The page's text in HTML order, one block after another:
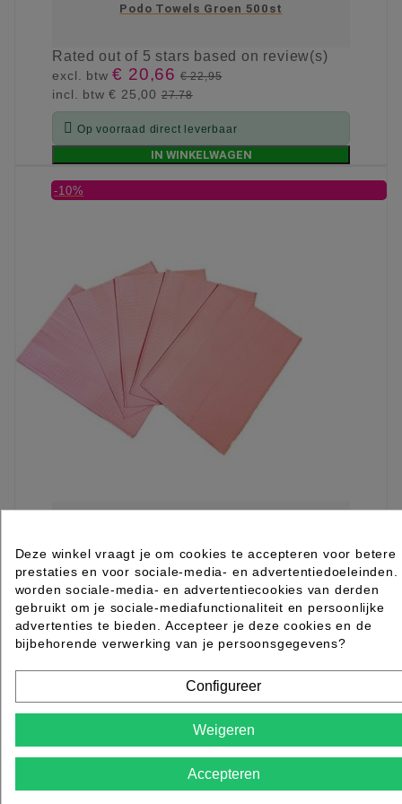
Podo Towels Groen 500st
Ratedout of 5 stars based on review(s)
excl. btw€ 20,66 € 22,95
incl. btw€ 25,00 27.78
 Op voorraad direct leverbaar
IN WINKELWAGEN
-10%
Rated out of 5 stars based on review(s)
excl. btw € 20,66 € 22,95
incl. btw € 25,00 27.78
Op voorraad direct leverbaar
IN WINKELWAGEN
-10%
Deze winkel vraagt je om cookies te accepteren voor betere
prestaties en voor sociale-media- en advertentiedoeleinden.
worden sociale-media- en advertentiecookies van derden
gebruikt om je sociale-mediafunctionaliteit en persoonlijke
advertenties te bieden. Accepteer je deze cookies en de
bijbehorende verwerking van je persoonsgegevens?
Configureer
Weigeren
Accepteren